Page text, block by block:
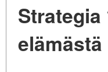
elämästä